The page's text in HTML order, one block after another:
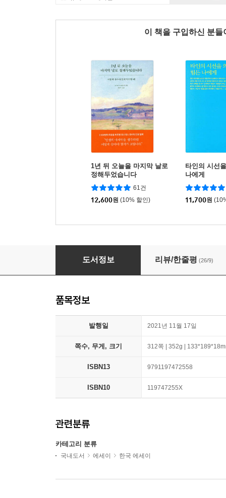
이 책을 구입하신 분
1년 뒤 오늘을 마지막 날로
정해두었습니다
61건
12,600원 (10% 할인)
타인의 시선
나에게
11,700원
지쳤거나 좋아하는 게 없거나 (리커버 에디션)
도서정보 리뷰/한줄평 (26/9)
품목정보
발행일 2021년 11월 17일
쪽수, 무게, 크기 312쪽 | 352g |
ISBN13 9791197472558
ISBN10 119747255X
관련분류
카테고리 분류
국내도서 에세이 한국 에세이